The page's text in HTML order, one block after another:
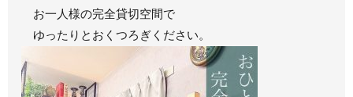
お一人様の完全貸切空間で
ゆったりとおくつろぎください。